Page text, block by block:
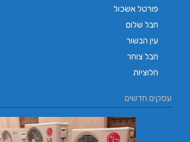
פורטל אשכול
חבל שלום
עין הבשור
חבל צוחר
חלוציות
עסקים חדשים